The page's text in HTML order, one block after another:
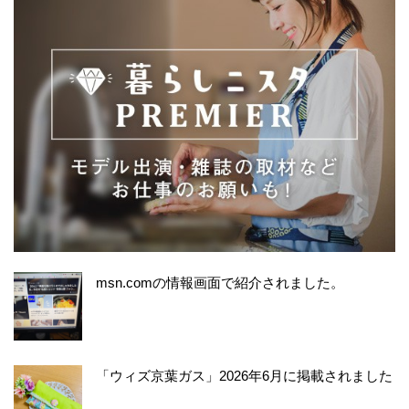
msn.comの情報画面で紹介されました。
「ウィズ京葉ガス」2026年6月に掲載されました